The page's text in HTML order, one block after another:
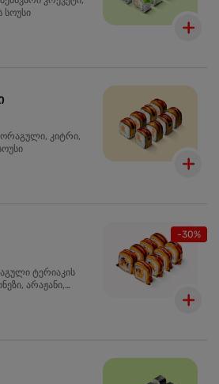
სოუსი
ორაგული, კიტრი,
-30%
ტერიაკის
არაჟანი,